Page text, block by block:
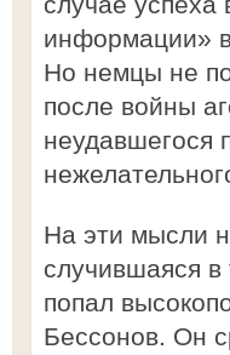
информации»
Но немцы не
после войны
неудавшегося
На эти мысли
случившаяся
попал
Бессонов. Он